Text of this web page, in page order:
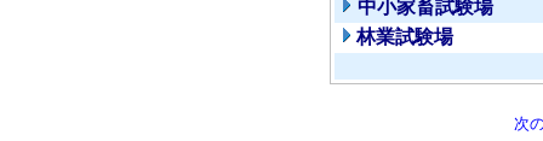
中小家畜試験場
林業試験場
次